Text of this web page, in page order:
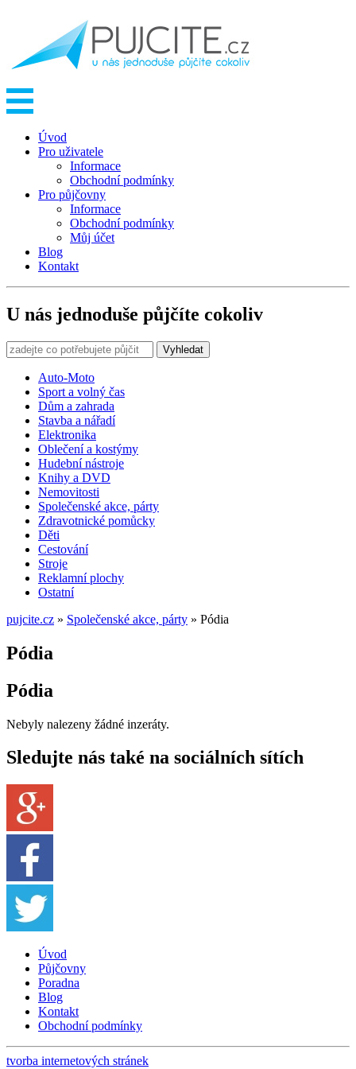
Úvod
Pro uživatele
Informace
Obchodní podmínky
Pro půjčovny
Informace
Obchodní podmínky
Můj účet
Blog
Kontakt
U nás jednoduše půjčíte cokoliv
Vyhledat
Auto-Moto
Sport a volný čas
Dům a zahrada
Stavba a nářadí
Elektronika
Oblečení a kostýmy
Hudební nástroje
Knihy a DVD
Nemovitosti
Společenské akce, párty
Zdravotnické pomůcky
Děti
Cestování
Stroje
Reklamní plochy
Ostatní
pujcite.cz » Společenské akce, párty » Pódia
Pódia
Pódia
Nebyly nalezeny žádné inzeráty.
Sledujte nás také na sociálních sítích
Úvod
Půjčovny
Poradna
Blog
Kontakt
Obchodní podmínky
tvorba internetových stránek